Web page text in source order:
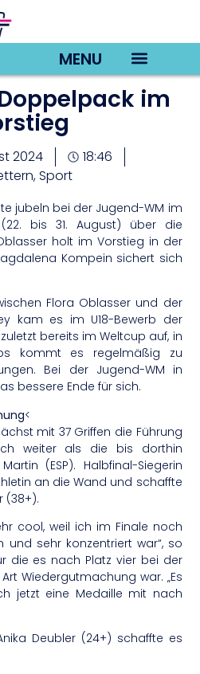
MENU
im
2024
18:46
,Sport
jubeln bei der Jugend-WM im
bis 31. August) über die
holt im Vorstieg in der
Kompein sichert sich
Flora Oblasser und der
kam es im U18-Bewerb der
bereits im Weltcup auf, in
kommt es regelmäßig zu
Bei der Jugend-WM in
bessere Ende für sich.
<
mit 37 Griffen die Führung
weiter als die bis dorthin
(ESP). Halbfinal-Siegerin
an die Wand und schaffte
(38+).
cool, weil ich im Finale noch
sehr konzentriert war“, so
die es nach Platz vier bei der
Wiedergutmachung war. „Es
jetzt eine Medaille mit nach
Deubler (24+) schaffte es